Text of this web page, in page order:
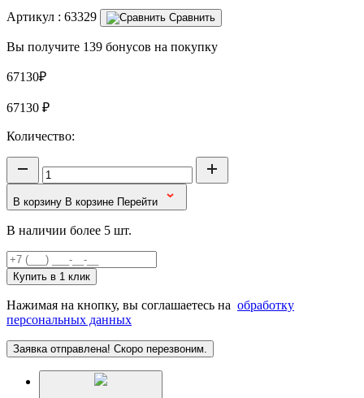
Артикул : 63329 Сравнить
Вы получите 139 бонусов на покупку
67130₽
67130 ₽
Количество:
В корзину В корзине Перейти
В наличии более 5 шт.
Купить в 1 клик
Нажимая на кнопку, вы соглашаетесь на обработку
персональных данных
Заявка отправлена! Скоро перезвоним.